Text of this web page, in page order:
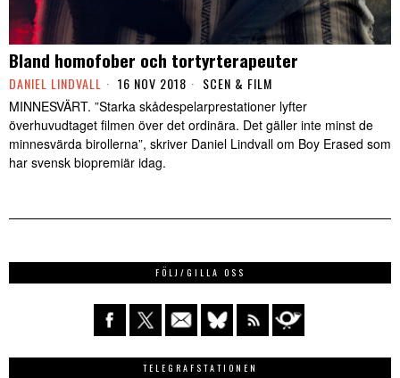
Bland homofober och tortyrterapeuter
DANIEL LINDVALL 16 NOV 2018 SCEN & FILM
MINNESVÄRT. ”Starka skådespelarprestationer lyfter
överhuvudtaget filmen över det ordinära. Det gäller inte minst de
minnesvärda birollerna”, skriver Daniel Lindvall om Boy Erased som
har svensk biopremiär idag.
FÖLJ/GILLA OSS
TELEGRAFSTATIONEN